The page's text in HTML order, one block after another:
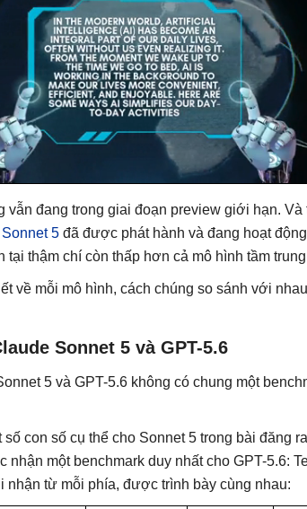
đang trong giai đoạn preview giới hạn. Và
5 đã được phát hành và đang hoạt
thậm chí còn thấp hơn cả mô hình tầm trung
về mỗi mô hình, cách chúng so sánh với
Sonnet 5 và GPT-5.6
5 và GPT-5.6 không có chung một
con số cụ thể cho Sonnet 5 trong bài đăng
nhận một benchmark duy nhất cho GPT-5.6:
từ mỗi phía, được trình bày cùng nhau: